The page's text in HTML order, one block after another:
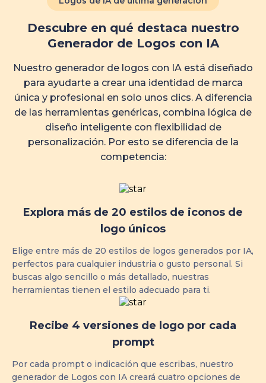
Descubre en qué destaca nuestro
Generador de Logos con IA
Nuestro generador de logos con IA está diseñado
para ayudarte a crear una identidad de marca
única y profesional en solo unos clics. A diferencia
de las herramientas genéricas, combina lógica de
diseño inteligente con flexibilidad de
personalización. Por esto se diferencia de la
competencia:
Explora más de 20 estilos de iconos de
logo únicos
Elige entre más de 20 estilos de logos generados por IA,
perfectos para cualquier industria o gusto personal. Si
buscas algo sencillo o más detallado, nuestras
herramientas tienen el estilo adecuado para ti.
Recibe 4 versiones de logo por cada
prompt
Por cada prompt o indicación que escribas, nuestro
generador de Logos con IA creará cuatro opciones de